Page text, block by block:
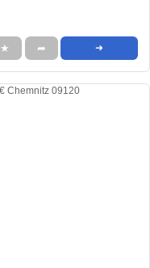
★ ➦ ➜